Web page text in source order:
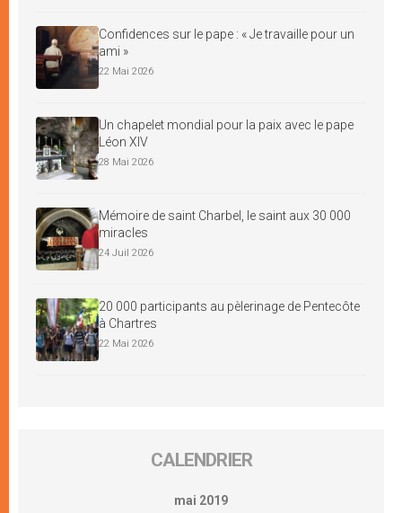
Confidences sur le pape : « Je travaille pour un
ami »
22 Mai 2026
Un chapelet mondial pour la paix avec le pape
Léon XIV
28 Mai 2026
Mémoire de saint Charbel, le saint aux 30 000
miracles
24 Juil 2026
20 000 participants au pèlerinage de Pentecôte
à Chartres
22 Mai 2026
CALENDRIER
mai 2019